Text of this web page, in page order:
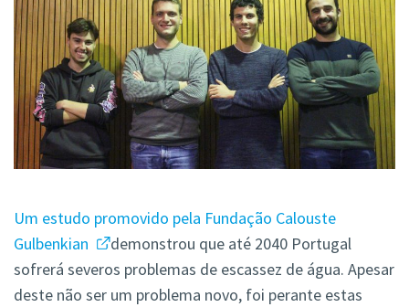
Um estudo promovido pela Fundação Calouste
Gulbenkian
demonstrou que até 2040 Portugal
sofrerá severos problemas de escassez de água. Apesar
deste não ser um problema novo, foi perante estas